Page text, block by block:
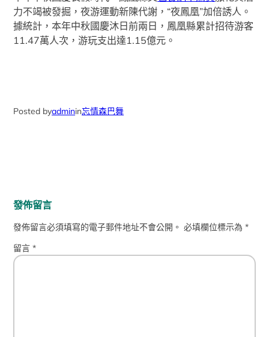
力不竭被發掘，夜游運動新陳代謝，“夜鳳凰”加倍誘人。
據統計，本年中秋國慶沐日前兩日，鳳凰縣累計招待游客
11.47萬人次，游玩支出達1.15億元。
Posted byadminin忘情森巴舞
發佈留言
發佈留言必須填寫的電子郵件地址不會公開。 必填欄位標示為*
留言*